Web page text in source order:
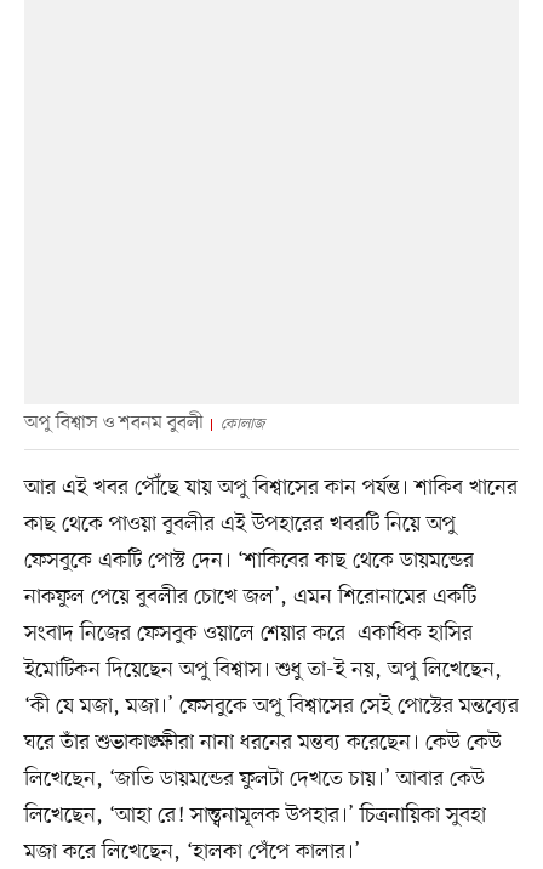
অপু বিশ্বাস ও শবনম বুবলী কোলাজ
আর এই খবর পৌঁছে যায় অপু বিশ্বাসের কান পর্যন্ত। শাকিব খানের
কাছ থেকে পাওয়া বুবলীর এই উপহারের খবরটি নিয়ে অপু
ফেসবুকে একটি পোস্ট দেন। ‘শাকিবের কাছ থেকে ডায়মন্ডের
নাকফুল পেয়ে বুবলীর চোখে জল’, এমন শিরোনামের একটি
সংবাদ নিজের ফেসবুক ওয়ালে শেয়ার করে একাধিক হাসির
ইমোটিকন দিয়েছেন অপু বিশ্বাস। শুধু তা-ই নয়, অপু লিখেছেন,
‘কী যে মজা, মজা।’ ফেসবুকে অপু বিশ্বাসের সেই পোস্টের মন্তব্যের
ঘরে তাঁর শুভাকাঙ্ক্ষীরা নানা ধরনের মন্তব্য করেছেন। কেউ কেউ
লিখেছেন, ‘জাতি ডায়মন্ডের ফুলটা দেখতে চায়।’ আবার কেউ
লিখেছেন, ‘আহা রে! সান্ত্বনামূলক উপহার।’ চিত্রনায়িকা সুবহা
মজা করে লিখেছেন, ‘হালকা পেঁপে কালার।’